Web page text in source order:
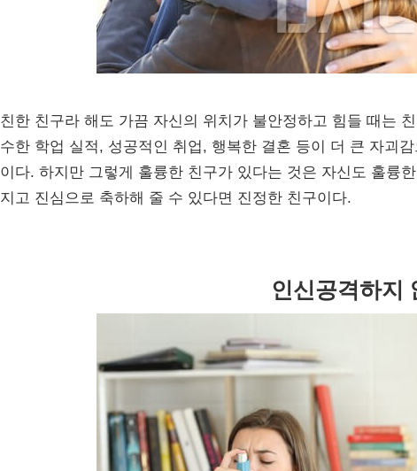
친한 친구라 해도 가끔 자신의 위치가 불안정하고 힘들 때는
수한 학업 실적, 성공적인 취업, 행복한 결혼 등이 더 큰 자괴
이다. 하지만 그렇게 훌륭한 친구가 있다는 것은 자신도 훌륭
지고 진심으로 축하해 줄 수 있다면 진정한 친구이다.
인신공격하지